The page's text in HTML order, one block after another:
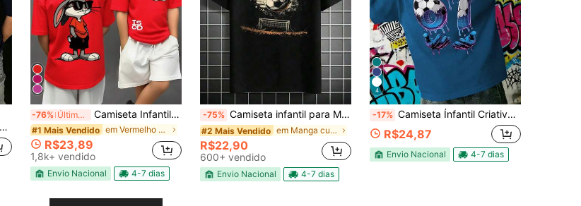
-76% Últimos 2 dias Camiseta Infantil básica de algodão, manga curta e gola redonda, versátil e casual, ideal para todas as estações. Camiseta streetwear infantil: 100% algodão, respirável e com tecnologia de absorção de suor. Estampa moderna e descolada de desenhos animados com design em ambos os lados. Perfeita para o dia a dia dos meninos. Uma peça estilosa que...
#1 Mais Vendido em Vermelho Tops para meninos adolescentes
R$23,89
1,8k+ vendido
Envio Nacional 4-7 dias
-75% Camiseta infantil para Meninos Estampa De Bola GOL trave blusa 100% algodão
#2 Mais Vendido em Manga curta Camisas para meninos adolescentes
R$22,90
600+ vendido
Envio Nacional 4-7 dias
4
-17% Camiseta Ínfantil Criativa com Estampa de Elemento "Six Seven" 67 para Meninos Pré-Adolescentes, Adequada para Rua, Campus, Eventos, Uso Diário, Top Fashionável de Verão 100% Algodão
R$24,87
Envio Nacional 4-7 dias